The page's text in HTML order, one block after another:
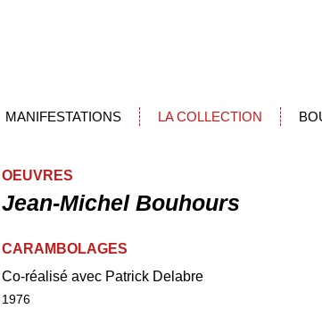
MANIFESTATIONS LA COLLECTION
OEUVRES
Jean-Michel Bouhours
CARAMBOLAGES
Co-réalisé avec Patrick Delabre
1976